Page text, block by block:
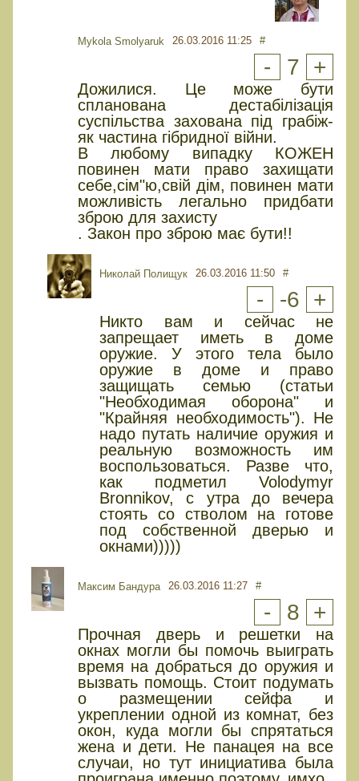
Mykola Smolyaruk 26.03.2016 11:25 #
- 7 +
Дожилися. Це може бути
спланована дестабілізація
суспільства захована під грабіж-
як частина гібридної війни.
В любому випадку КОЖЕН
повинен мати право захищати
себе,сім"ю,свій дім, повинен мати
можливість легально придбати
зброю для захисту
. Закон про зброю має бути!!
Николай Полищук 26.03.2016 11:50 #
- -6 +
Никто вам и сейчас не
запрещает иметь в доме
оружие. У этого тела было
оружие в доме и право
защищать семью (статьи
"Необходимая оборона" и
"Крайняя необходимость"). Не
надо путать наличие оружия и
реальную возможность им
воспользоваться. Разве что,
как подметил Volodymyr
Bronnikov, с утра до вечера
стоять со стволом на готове
под собственной дверью и
окнами)))))
Максим Бандура 26.03.2016 11:27 #
- 8 +
Прочная дверь и решетки на
окнах могли бы помочь выиграть
время на добраться до оружия и
вызвать помощь. Стоит подумать
о размещении сейфа и
укреплении одной из комнат, без
окон, куда могли бы спрятаться
жена и дети. Не панацея на все
случаи, но тут инициатива была